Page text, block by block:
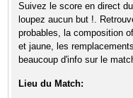
Suivez le score en direct
loupez aucun but !.
probables, la composition
et jaune, les
beaucoup d'info sur le
Lieu du Match: